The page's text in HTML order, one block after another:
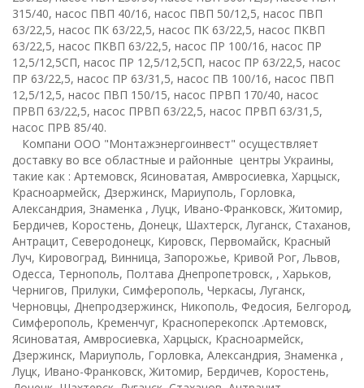
315/40, насос ПВП 40/16, насос ПВП 50/12,5, насос ПВП
63/22,5, насос ПК 63/22,5, насос ПК 63/22,5, насос ПКВП
63/22,5, насос ПКВП 63/22,5, насос ПР 100/16, насос ПР
12,5/12,5СП, насос ПР 12,5/12,5СП, насос ПР 63/22,5, насос
ПР 63/22,5, насос ПР 63/31,5, насос ПВ 100/16, насос ПВП
12,5/12,5, насос ПВП 150/15, насос ПРВП 170/40, насос
ПРВП 63/22,5, насос ПРВП 63/22,5, насос ПРВП 63/31,5,
насос ПРВ 85/40.
Компани ООО "Монтажэнергоинвест" осуществляет
доставку во все областные и районные центры Украины,
такие как : Артемовск, Ясиноватая, Амвросиевка, Харцыск,
Красноармейск, Дзержинск, Мариуполь, Горловка,
Александрия, Знаменка , Луцк, Ивано-Франковск, Житомир,
Бердичев, Коростень, Донецк, Шахтерск, Луганск, Стаханов,
Антрацит, Северодонецк, Кировск, Первомайск, Красный
Луч, Кировоград, Винница, Запорожье, Кривой Рог, Львов,
Одесса, Тернополь, Полтава Днепропетровск, , Харьков,
Чернигов, Прилуки, Симферополь, Черкасы, Луганск,
Черновцы, Днепродзержинск, Никополь, Федосия, Белгород,
Симферополь, Кременчуг, Красноперекопск .Артемовск,
Ясиноватая, Амвросиевка, Харцыск, Красноармейск,
Дзержинск, Мариуполь, Горловка, Александрия, Знаменка ,
Луцк, Ивано-Франковск, Житомир, Бердичев, Коростень,